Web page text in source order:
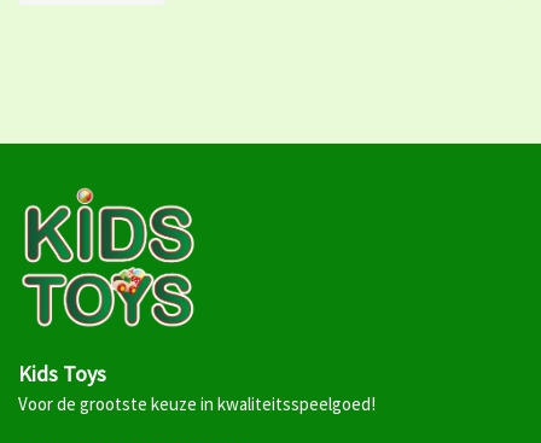
Kids Toys
Voor de grootste keuze in kwaliteitsspeelgoed!